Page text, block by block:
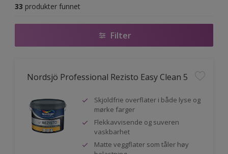
33 produkter funnet
Filter
Nordsjö Professional Rezisto Easy Clean 5
Skjoldfrie overflater i både lyse og
mørke farger
Flekkavvisende og suveren
vaskbarhet
Matte veggflater som tåler høy